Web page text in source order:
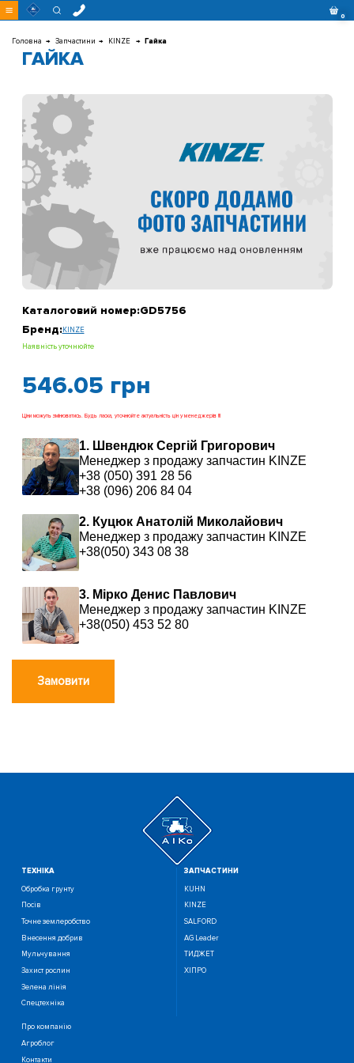
Перейти
до 0
Головна Запчастини KINZE Гайка
ГАЙКА
Каталоговий номер:GD5756
Бренд:KINZE
Наявність уточнюйте
546.05 грн
Ціни можуть змінюватись. Будь ласка, уточнюйте актуальність цін у менеджерів !!!
1. Швендюк Сергій Григорович
Менеджер з продажу запчастин KINZE
+38 (050) 391 28 56
+38 (096) 206 84 04
2. Куцюк Анатолій Миколайович
Менеджер з продажу запчастин KINZE
+38(050) 343 08 38
3. Мірко Денис Павлович
Менеджер з продажу запчастин KINZE
+38(050) 453 52 80
Замовити
ТЕХНIКА
Обробка грунту
Посiв
Точне землеробство
Внесення добрив
Мульчування
Захист рослин
Зелена лінія
Спецтехніка
ЗАПЧАСТИНИ
KUHN
KINZE
SALFORD
AG Leader
ТИДЖЕТ
ХІПРО
Про компанію
Агроблог
Контакти